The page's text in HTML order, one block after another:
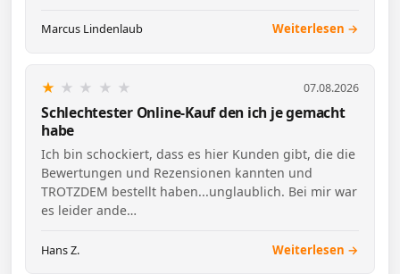
Marcus Lindenlaub Weiterlesen →
★ ★ ★ ★ ★ 07.08.2026
Schlechtester Online-Kauf den ich je gemacht
habe
Ich bin schockiert, dass es hier Kunden gibt, die die
Bewertungen und Rezensionen kannten und
TROTZDEM bestellt haben...unglaublich. Bei mir war
es leider ande…
Hans Z. Weiterlesen →